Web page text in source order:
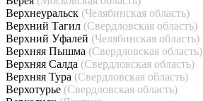
Верхнеуральск (Челябинская область)
Верхний Тагил (Свердловская область)
Верхний Уфалей (Челябинская область)
Верхняя Пышма (Свердловская область)
Верхняя Салда (Свердловская область)
Верхняя Тура (Свердловская область)
Верхотурье (Свердловская область)